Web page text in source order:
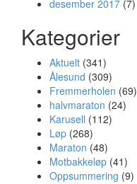
desember 2017 (7)
Kategorier
Aktuelt (341)
Ålesund (309)
Fremmerholen (69)
halvmaraton (24)
Karusell (112)
Løp (268)
Maraton (48)
Motbakkeløp (41)
Oppsummering (9)